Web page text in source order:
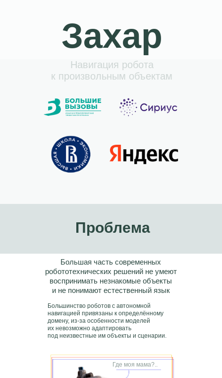
Захар
Навигация робота
к произвольным объектам
Проблема
Большая часть современных
робототехнических решений не умеют
воспринимать незнакомые объекты
и не понимают естественный язык
Где моя мама?..
Большинство роботов с автономной
навигацией привязаны к определённому
домену, из-за особенности моделей
их невозможно адаптировать
под неизвестные им объекты и сценарии.